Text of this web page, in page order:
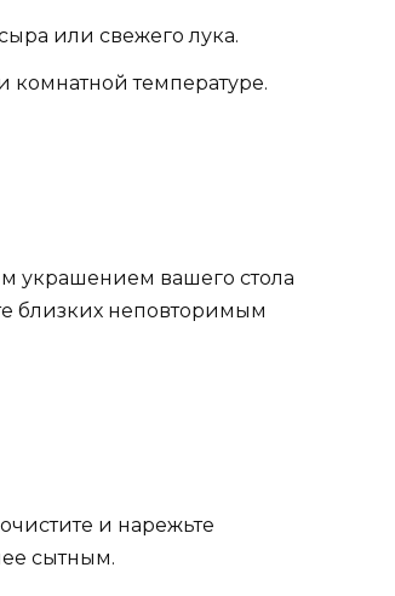
или свежего лука.
комнатной температуре.
украшением вашего стола
близких неповторимым
и нарежьте
сытным.